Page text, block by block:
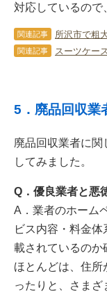
対応しているので
関連記事
関連記事
5．廃品回収業
廃品回収業者に
してみました。
Q．優良業者と悪
A．業者のホーム
ビス内容・料金
載されているのか
ほとんどは、住
ったりと、さま